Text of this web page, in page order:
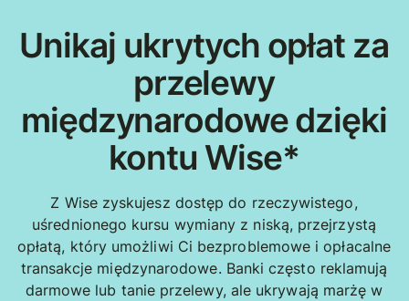
Unikaj ukrytych opłat za
przelewy
międzynarodowe dzięki
kontu Wise*
Z Wise zyskujesz dostęp do rzeczywistego,
uśrednionego kursu wymiany z niską, przejrzystą
opłatą, który umożliwi Ci bezproblemowe i opłacalne
transakcje międzynarodowe. Banki często reklamują
darmowe lub tanie przelewy, ale ukrywają marżę w